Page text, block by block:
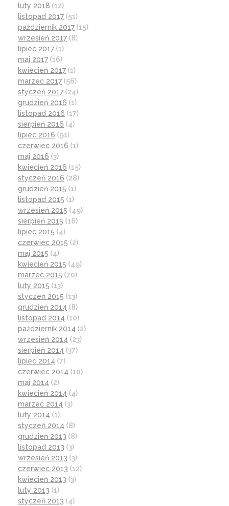
luty 2018 (12)
listopad 2017 (51)
październik 2017 (15)
wrzesień 2017 (8)
lipiec 2017 (1)
maj 2017 (16)
kwiecień 2017 (1)
marzec 2017 (56)
styczeń 2017 (24)
grudzień 2016 (1)
listopad 2016 (17)
sierpień 2016 (4)
lipiec 2016 (91)
czerwiec 2016 (1)
maj 2016 (3)
kwiecień 2016 (15)
styczeń 2016 (28)
grudzień 2015 (1)
listopad 2015 (1)
wrzesień 2015 (49)
sierpień 2015 (16)
lipiec 2015 (4)
czerwiec 2015 (2)
maj 2015 (4)
kwiecień 2015 (49)
marzec 2015 (70)
luty 2015 (13)
styczeń 2015 (13)
grudzień 2014 (8)
listopad 2014 (10)
październik 2014 (2)
wrzesień 2014 (23)
sierpień 2014 (37)
lipiec 2014 (7)
czerwiec 2014 (10)
maj 2014 (2)
kwiecień 2014 (4)
marzec 2014 (3)
luty 2014 (1)
styczeń 2014 (8)
grudzień 2013 (8)
listopad 2013 (3)
wrzesień 2013 (3)
czerwiec 2013 (12)
kwiecień 2013 (3)
luty 2013 (1)
styczeń 2013 (4)